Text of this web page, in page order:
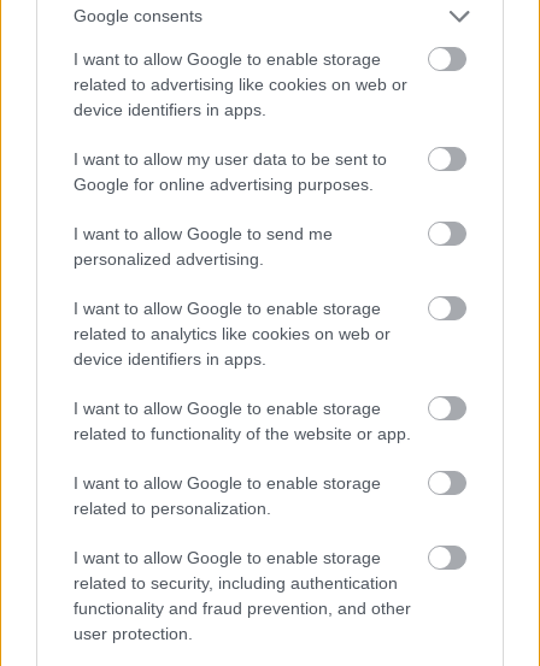
Google consents
I want to allow Google to enable storage
related to advertising like cookies on web or
device identifiers in apps.
I want to allow my user data to be sent to
Google for online advertising purposes.
I want to allow Google to send me
personalized advertising.
I want to allow Google to enable storage
related to analytics like cookies on web or
device identifiers in apps.
I want to allow Google to enable storage
related to functionality of the website or app.
I want to allow Google to enable storage
related to personalization.
I want to allow Google to enable storage
related to security, including authentication
functionality and fraud prevention, and other
user protection.
közel álltak egymáshoz
Universal History Archive/Getty Images
Míg az újonnan megkoronázott Erzsébet királynő
kétórás utat tett meg a Westminster apátságtól a
Buckingham-palotáig, kisfia már visszatérhetett a
A koronázási nap egy másik pontján Károly herceg
távcsővel kukucskált ki a Buckingham-palota
ablakán.